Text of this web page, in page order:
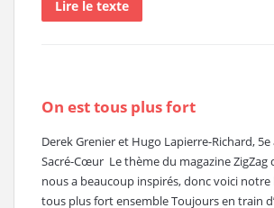
Lire le texte
On est tous plus fort
Derek Grenier et Hugo Lapierre-Richard, 5e
Sacré-Cœur Le thème du magazine ZigZag
nous a beaucoup inspirés, donc voici
tous plus fort ensemble Toujours en train